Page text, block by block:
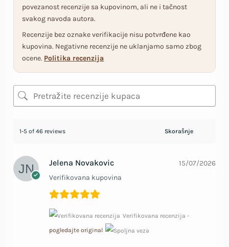
povezanost recenzije sa kupovinom, ali ne i tačnost
svakog navoda autora.
Recenzije bez oznake verifikacije nisu potvrđene kao
kupovina. Negativne recenzije ne uklanjamo samo zbog
ocene. Politika recenzija
1-5 of 46 reviews
Jelena Novakovic
Verifikovana kupovina
15/07/2026
Verifikovana recenzija -
pogledajte original